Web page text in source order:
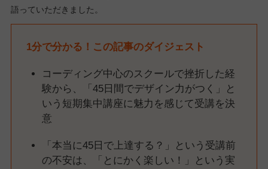
語っていただきました。
1分で分かる！この記事のダイジェスト
コーディング中心のスクールで挫折した経
験から、「45日間でデザイン力がつく」と
いう短期集中講座に魅力を感じて受講を決
意
「本当に45日で上達する？」という受講前
の不安は、「とにかく楽しい！」という実